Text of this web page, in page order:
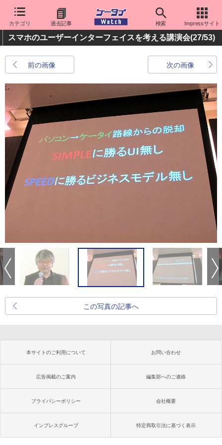
カテゴリ 過去記事 検索 Impressサイト
スマホのユーザーインターフェイスを考える講演会(27/53)
前の画像 次の画像
この写真の記事へ
本サイトのご利用について お問い合わせ
広告掲載のご案内 編集部へのご連絡
プライバシーポリシー 会社概要
インプレスグループ 特定商取引法に基づく表示